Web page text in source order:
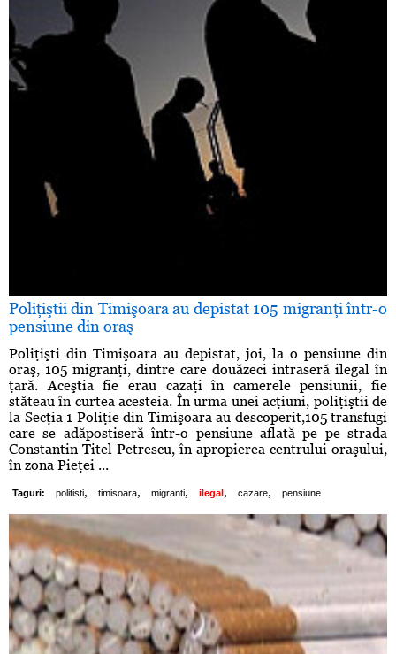
Poliţiştii din Timişoara au depistat 105 migranţi într-o
pensiune din oraş
Poliţişti din Timişoara au depistat, joi, la o pensiune din
oraş, 105 migranţi, dintre care douăzeci intraseră ilegal în
ţară. Aceştia fie erau cazaţi în camerele pensiunii, fie
stăteau în curtea acesteia. În urma unei acţiuni, poliţiştii de
la Secţia 1 Poliţie din Timişoara au descoperit,105 transfugi
care se adăpostiseră într-o pensiune aflată pe pe strada
Constantin Titel Petrescu, în apropierea centrului oraşului,
în zona Pieţei ...
Taguri: politisti, timisoara, migranti, ilegal , cazare, pensiune